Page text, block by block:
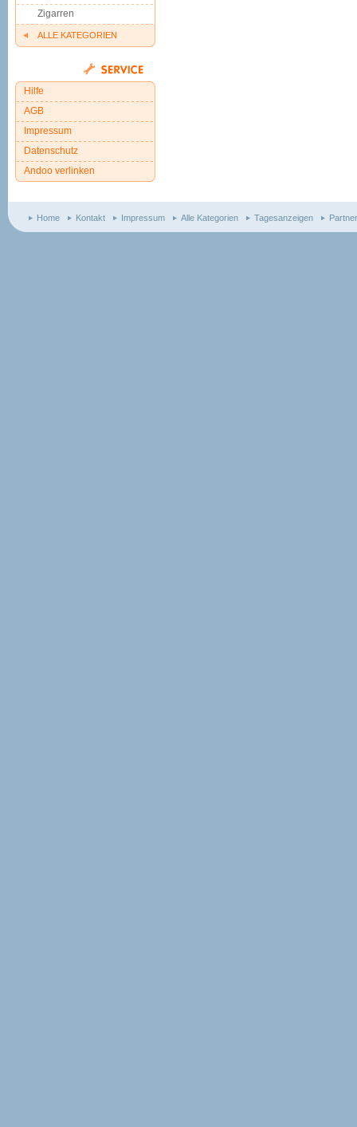
Zigarren
ALLE KATEGORIEN
Hilfe
AGB
Impressum
Datenschutz
Andoo verlinken
Home Kontakt Impressum Alle Kategorien Tagesanzeigen Partner